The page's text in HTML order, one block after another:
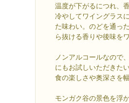
温度が下がるにつれ、
冷やしてワイングラス
た味わい。のどを通っ
ら抜ける香りや後味を
ノンアルコールなので
にもお試しいただきた
食の楽しさや奥深さを
モンガク谷の景色を浮